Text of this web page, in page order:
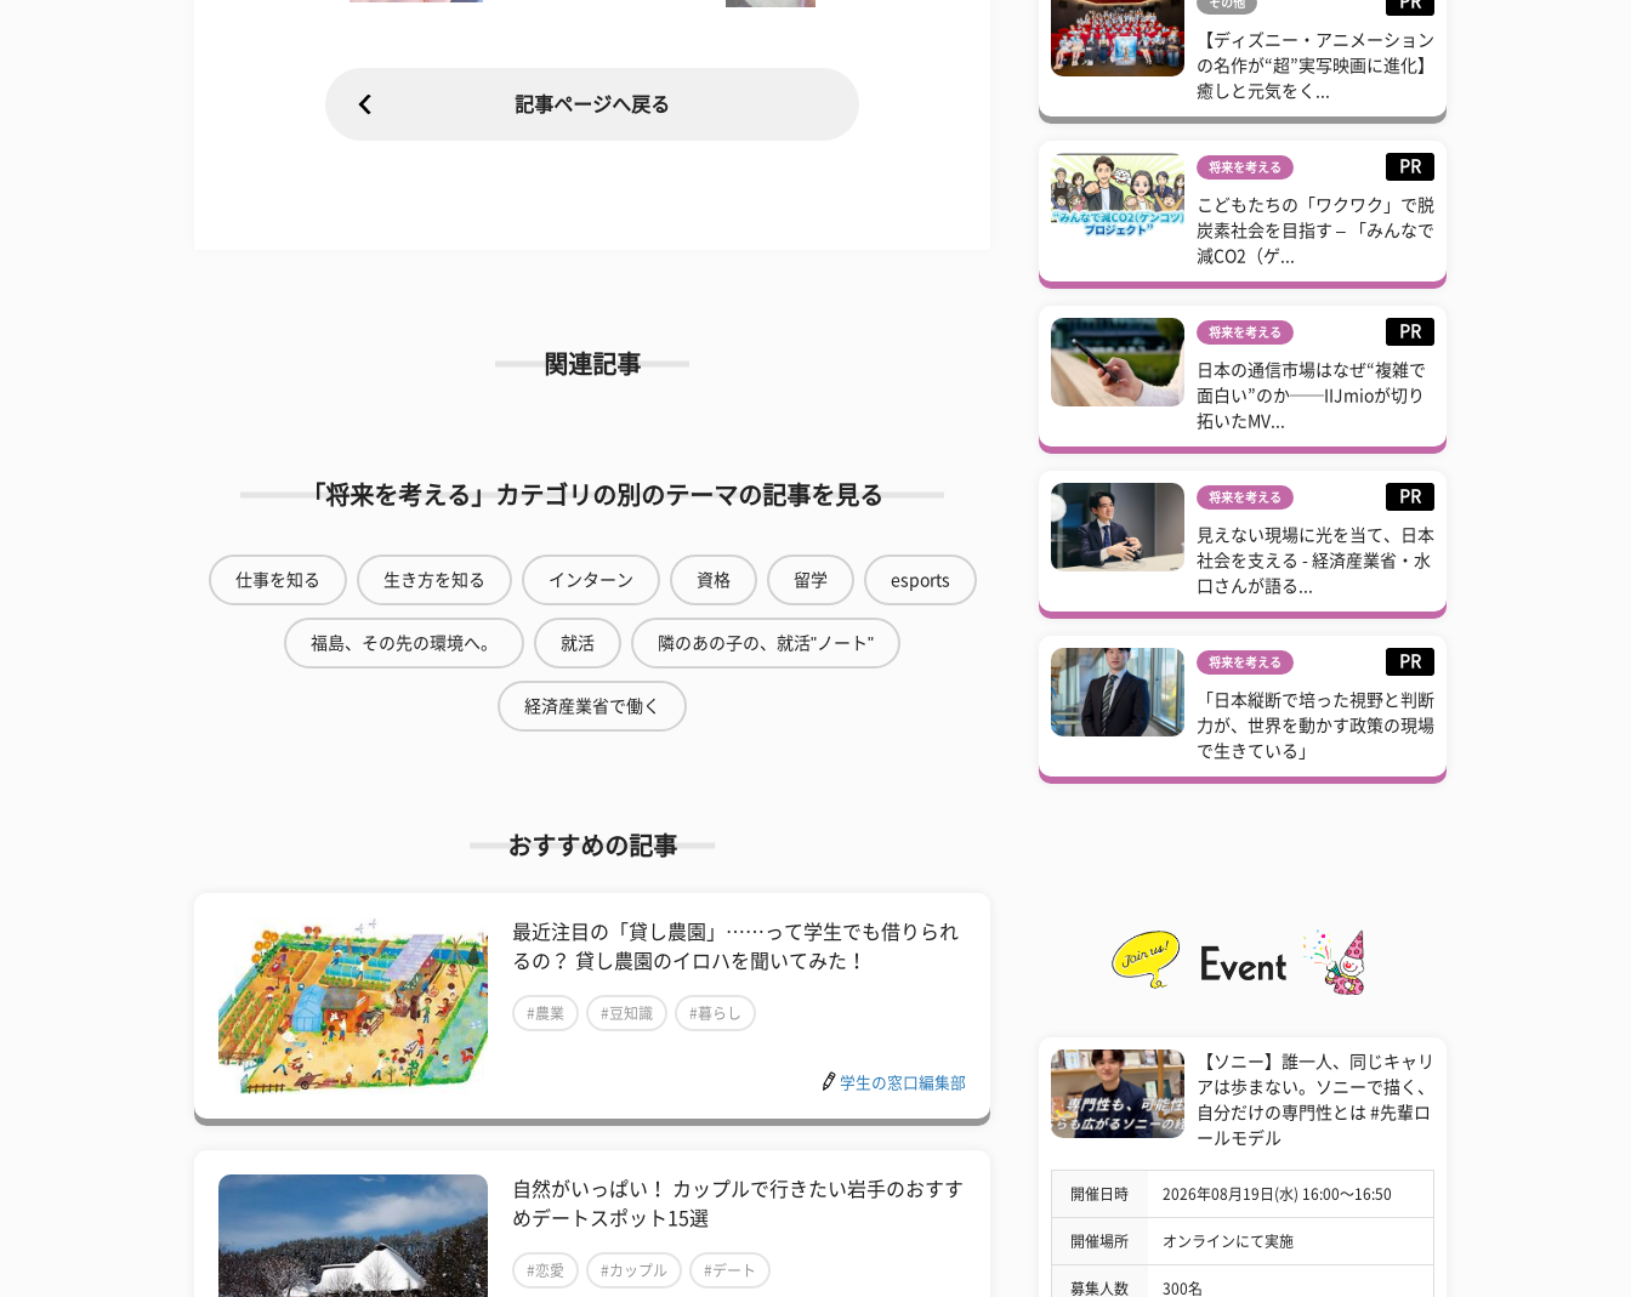
記事ページへ戻る
関連記事
「将来を考える」カテゴリの別のテーマの記事を見る
仕事を知る 生き方を知る インターン 資格 留学 esports
福島、その先の環境へ。 就活 隣のあの子の、就活"ノート"
経済産業省で働く
おすすめの記事
最近注目の「貸し農園」……って学生でも借りられ
るの？ 貸し農園のイロハを聞いてみた！
#農業 #豆知識 #暮らし
学生の窓口編集部
自然がいっぱい！ カップルで行きたい岩手のおすす
めデートスポット15選
#恋愛 #カップル #デート
その他
【ディズニー・アニメーション
の名作が“超”実写映画に進化】
癒しと元気をく...
将来を考える PR
こどもたちの「ワクワク」で脱
炭素社会を目指す – 「みんなで
減CO2（ゲ...
将来を考える PR
日本の通信市場はなぜ“複雑で
面白い”のか──IIJmioが切り
拓いたMV...
将来を考える PR
見えない現場に光を当て、日本
社会を支える - 経済産業省・水
口さんが語る...
将来を考える PR
「日本縦断で培った視野と判断
力が、世界を動かす政策の現場
で生きている」
【ソニー】誰一人、同じキャリ
アは歩まない。ソニーで描く、
自分だけの専門性とは #先輩ロ
ールモデル
開催日時 2026年08月19日(水) 16:00〜16:50
開催場所 オンラインにて実施
募集人数 300名